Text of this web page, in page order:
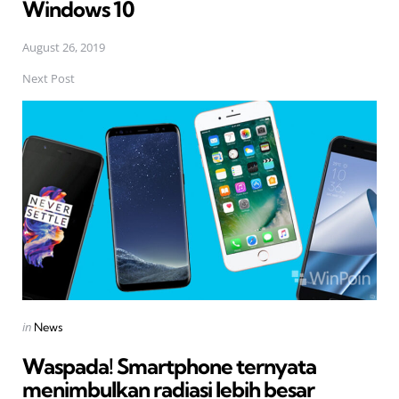
Windows 10
August 26, 2019
Next Post
Posted
in News
Waspada! Smartphone ternyata
menimbulkan radiasi lebih besar